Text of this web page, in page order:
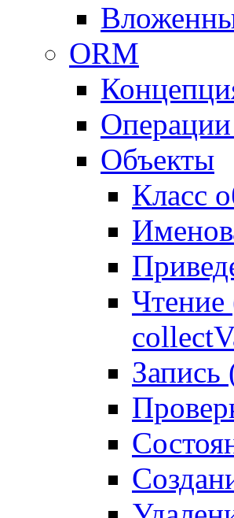
ORM
Объекты
Класс
Запись